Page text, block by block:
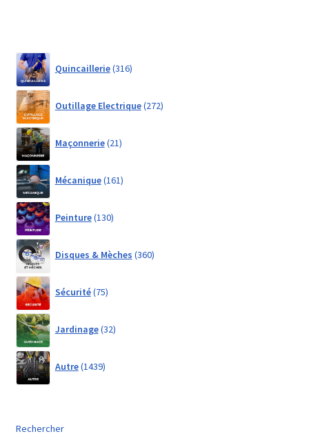
Quincaillerie 316products
Outillage Electrique 272products
Maçonnerie 21products
Mécanique 161products
Peinture 130products
Disques & Mèches 360products
Sécurité 75products
Jardinage 32products
Autre 1439products
Rechercher